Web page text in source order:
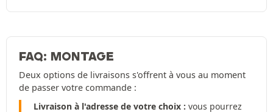
FAQ: MONTAGE
Deux options de livraisons s'offrent à vous au moment
de passer votre commande :
Livraison à l'adresse de votre choix : vous pourrez